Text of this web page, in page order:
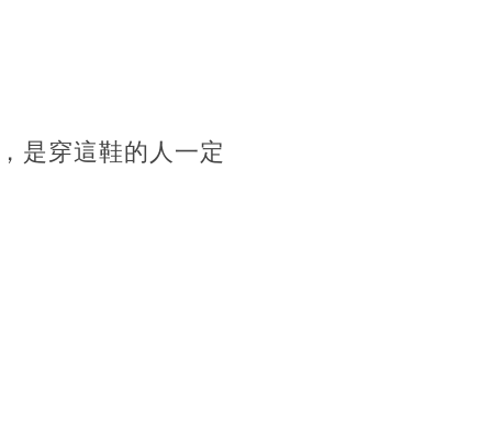
是穿這鞋的人一定